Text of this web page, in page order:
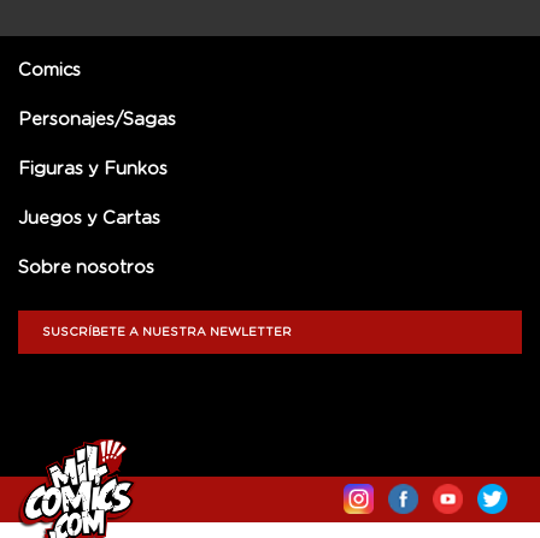
Comics
Personajes/Sagas
Figuras y Funkos
Juegos y Cartas
Sobre nosotros
SUSCRÍBETE A NUESTRA NEWLETTER